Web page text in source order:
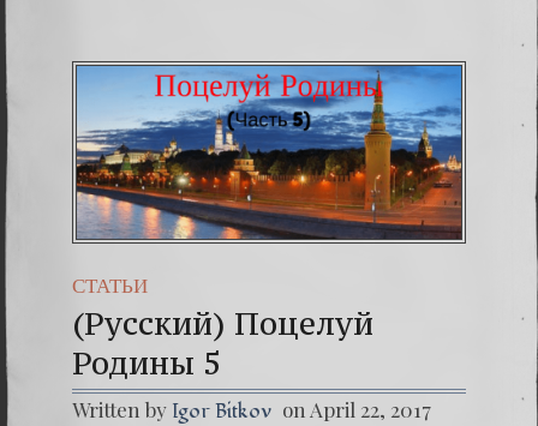
СТАТЬИ
(Русский) Поцелуй
Родины 5
Written by Igor Bitkov on April 22, 2017